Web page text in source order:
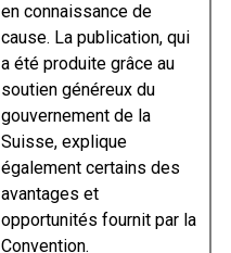
en connaissance de
cause. La publication, qui
a été produite grâce au
soutien généreux du
gouvernement de la
Suisse, explique
également certains des
avantages et
opportunités fournit par la
Convention.